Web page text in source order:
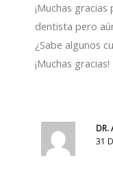
¡Muchas
dentista pero
¿Sabe algunos
¡Muchas gracias!
DR.
31